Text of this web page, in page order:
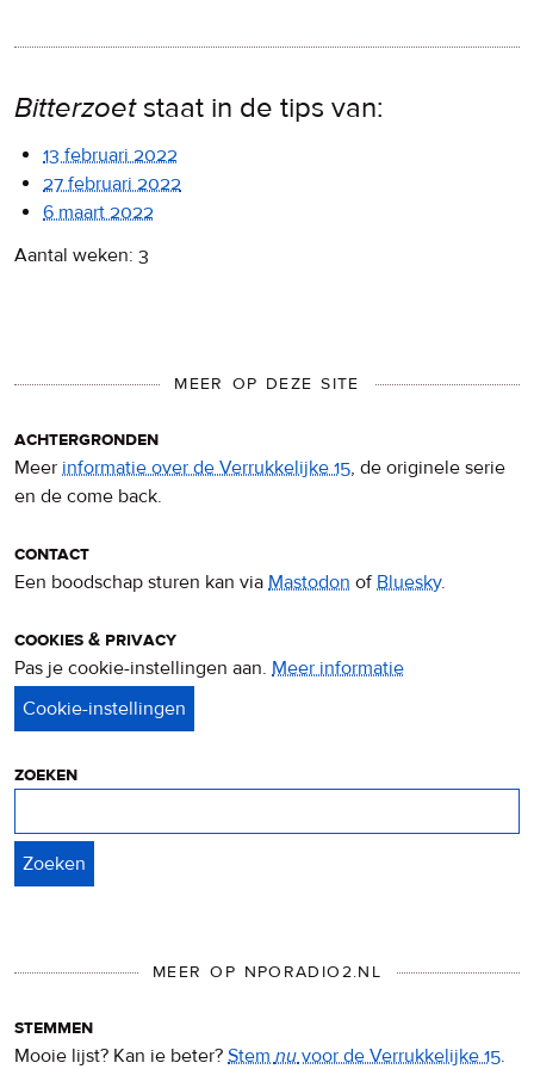
Bitterzoetstaat in de tips van:
13 februari 2022
27 februari 2022
6 maart 2022
Aantal weken: 3
MEER OP DEZE SITE
achtergronden
Meer informatie over de Verrukkelijke 15, de originele serie
en de come back.
contact
Een boodschap sturen kan via Mastodon ofBluesky.
cookies & privacy
Pas je cookie-instellingen aan. Meer informatie
zoeken
MEER OP NPORADIO2.NL
stemmen
Mooie lijst? Kan ie beter? Stemnuvoor de Verrukkelijke 15.